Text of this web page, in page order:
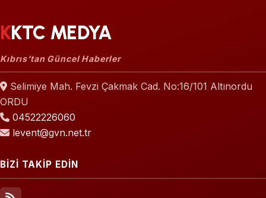
KKTC MEDYA
Kıbrıs’tan Güncel Haberler
Selimiye Mah. Fevzi Çakmak Cad. No:16/101 Altınordu
ORDU
04522226060
levent@gvn.net.tr
BİZİ TAKİP EDİN